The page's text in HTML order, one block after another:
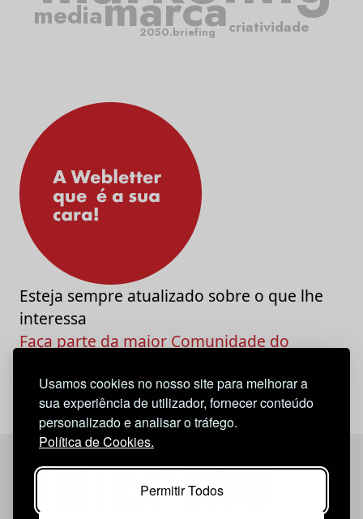
Usamos cookies no nosso site para melhorar a
sua experiência de utilizador, fornecer conteúdo
personalizado e analisar o tráfego.
Política de Cookies.
Permitir Todos
criatividade
media 2050.briefing
Esteja sempre atualizado sobre o que lhe
interessa
Faça parte da maior Comunidade do